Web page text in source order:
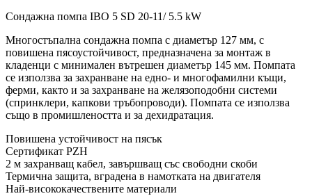
Сондажна помпа IBO 5 SD 20-11/ 5.5 kW
Многостъпална сондажна помпа с диаметър 127 мм, с
повишена пясоустойчивост, предназначена за монтаж в
кладенци с минимален вътрешен диаметър 145 мм. Помпата
се използва за захранване на едно- и многофамилни къщи,
ферми, както и за захранване на желязоподобни системи
(спринклери, капкови тръбопроводи). Помпата се използва
също в промишлеността и за дехидратация.
Повишена устойчивост на пясък
Сертификат PZH
2 м захранващ кабел, завършващ със свободни скоби
Термична защита, вградена в намотката на двигателя
Най-висококачествените материали